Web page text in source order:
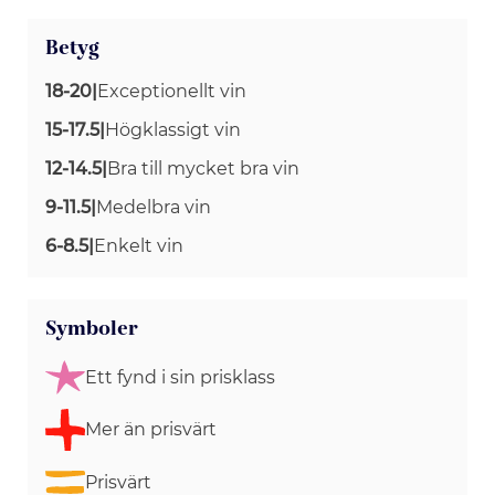
Betyg
18-20|Exceptionellt vin
15-17.5|Högklassigt vin
12-14.5|Bra till mycket bra vin
9-11.5|Medelbra vin
6-8.5|Enkelt vin
Symboler
Ett fynd i sin prisklass
Mer än prisvärt
Prisvärt